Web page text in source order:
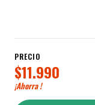
PRECIO
$11.990
¡Ahorra!